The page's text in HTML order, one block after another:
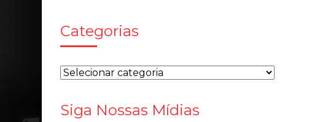
Categorias
Siga Nossas Mídias